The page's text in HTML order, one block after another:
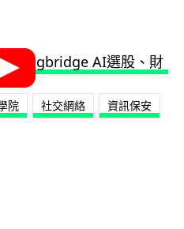
院 社交網絡
資訊保安